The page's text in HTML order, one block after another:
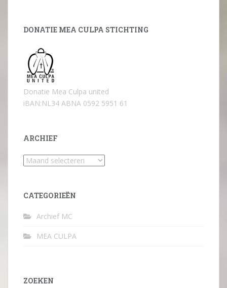
DONATIE MEA CULPA STICHTING
Donatie Mea Culpa united
iBAN:NL34 ABNA 0592 5951 61
ARCHIEF
Archief
CATEGORIEËN
Archief MC
MEA CULPA
ZOEKEN